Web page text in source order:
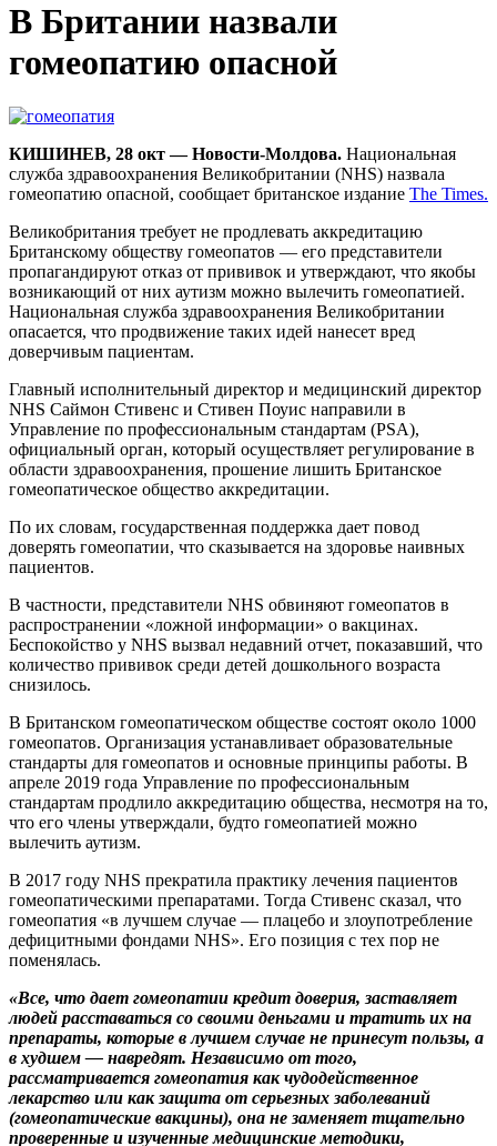
В Британии назвали
гомеопатию опасной
КИШИНЕВ, 28 окт — Новости-Молдова. Национальная
служба здравоохранения Великобритании (NHS) назвала
гомеопатию опасной, сообщает британское издание The Times.
Великобритания требует не продлевать аккредитацию
Британскому обществу гомеопатов — его представители
пропагандируют отказ от прививок и утверждают, что якобы
возникающий от них аутизм можно вылечить гомеопатией.
Национальная служба здравоохранения Великобритании
опасается, что продвижение таких идей нанесет вред
доверчивым пациентам.
Главный исполнительный директор и медицинский директор
NHS Саймон Стивенс и Стивен Поуис направили в
Управление по профессиональным стандартам (PSA),
официальный орган, который осуществляет регулирование в
области здравоохранения, прошение лишить Британское
гомеопатическое общество аккредитации.
По их словам, государственная поддержка дает повод
доверять гомеопатии, что сказывается на здоровье наивных
пациентов.
В частности, представители NHS обвиняют гомеопатов в
распространении «ложной информации» о вакцинах.
Беспокойство у NHS вызвал недавний отчет, показавший, что
количество прививок среди детей дошкольного возраста
снизилось.
В Британском гомеопатическом обществе состоят около 1000
гомеопатов. Организация устанавливает образовательные
стандарты для гомеопатов и основные принципы работы. В
апреле 2019 года Управление по профессиональным
стандартам продлило аккредитацию общества, несмотря на то,
что его члены утверждали, будто гомеопатией можно
вылечить аутизм.
В 2017 году NHS прекратила практику лечения пациентов
гомеопатическими препаратами. Тогда Стивенс сказал, что
гомеопатия «в лучшем случае — плацебо и злоупотребление
дефицитными фондами NHS». Его позиция с тех пор не
поменялась.
«Все, что дает гомеопатии кредит доверия, заставляет
людей расставаться со своими деньгами и тратить их на
препараты, которые в лучшем случае не принесут пользы, а
в худшем — навредят. Независимо от того,
рассматривается гомеопатия как чудодейственное
лекарство или как защита от серьезных заболеваний
(гомеопатические вакцины), она не заменяет тщательно
проверенные и изученные медицинские методики,